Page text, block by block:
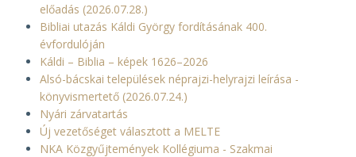
előadás (2026.07.28.)
Bibliai utazás Káldi György fordításának 400.
évfordulóján
Káldi – Biblia – képek 1626–2026
Alsó-bácskai települések néprajzi-helyrajzi leírása -
könyvismertető (2026.07.24.)
Nyári zárvatartás
Új vezetőséget választott a MELTE
NKA Közgyűjtemények Kollégiuma - Szakmai